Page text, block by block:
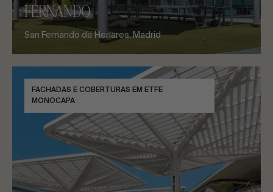
FERNANDO
San Fernando de Henares, Madrid
FACHADAS E COBERTURAS EM ETFE
MONOCAPA